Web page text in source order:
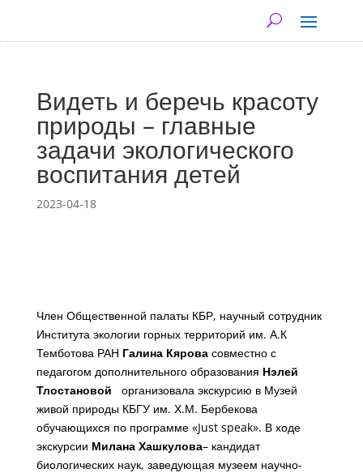
Видеть и беречь красоту
природы – главные
задачи экологического
воспитания детей
2023-04-18
Член Общественной палаты КБР, научный сотрудник
Института экологии горных территорий им. А.К
Темботова РАН Галина Кяровасовместно с
педагогом дополнительного образования Нэлей
Тлостановой организовала экскурсию в Музей
живой природы КБГУ им. Х.М. Бербекова
обучающихся по программе «Just speak». В ходе
экскурсии Милана Хашкулова– кандидат
биологических наук, заведующая музеем научно-